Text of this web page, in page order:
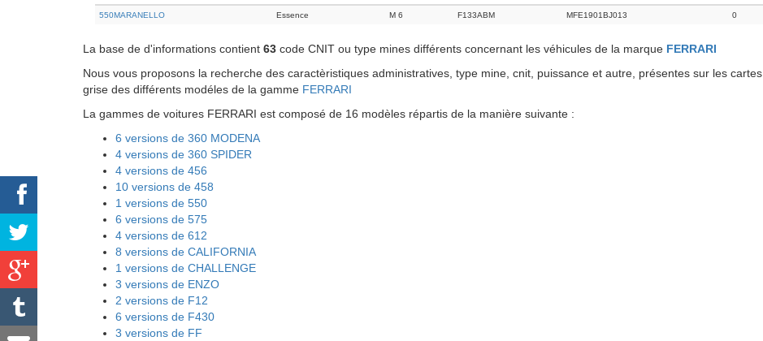
550MARANELLO Essence M 6 F133ABM MFE1901BJ013 0
La base de d'informations contient 63 code CNIT ou type mines différents concernant les véhicules de la marque FERRARI
Nous vous proposons la recherche des caractèristiques administratives, type mine, cnit, puissance et autre, présentes sur les cartes
grise des différents modéles de la gamme FERRARI
La gammes de voitures FERRARI est composé de 16 modèles répartis de la manière suivante :
6 versions de 360 MODENA
4 versions de 360 SPIDER
4 versions de 456
10 versions de 458
1 versions de 550
6 versions de 575
4 versions de 612
8 versions de CALIFORNIA
1 versions de CHALLENGE
3 versions de ENZO
2 versions de F12
6 versions de F430
3 versions de FF